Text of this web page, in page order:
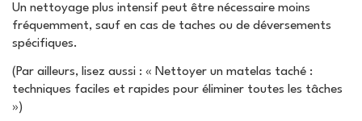
Un nettoyage plus intensif peut être nécessaire moins
fréquemment, sauf en cas de taches ou de déversements
spécifiques.
(Par ailleurs, lisez aussi : « Nettoyer un matelas taché :
techniques faciles et rapides pour éliminer toutes les tâches
»)